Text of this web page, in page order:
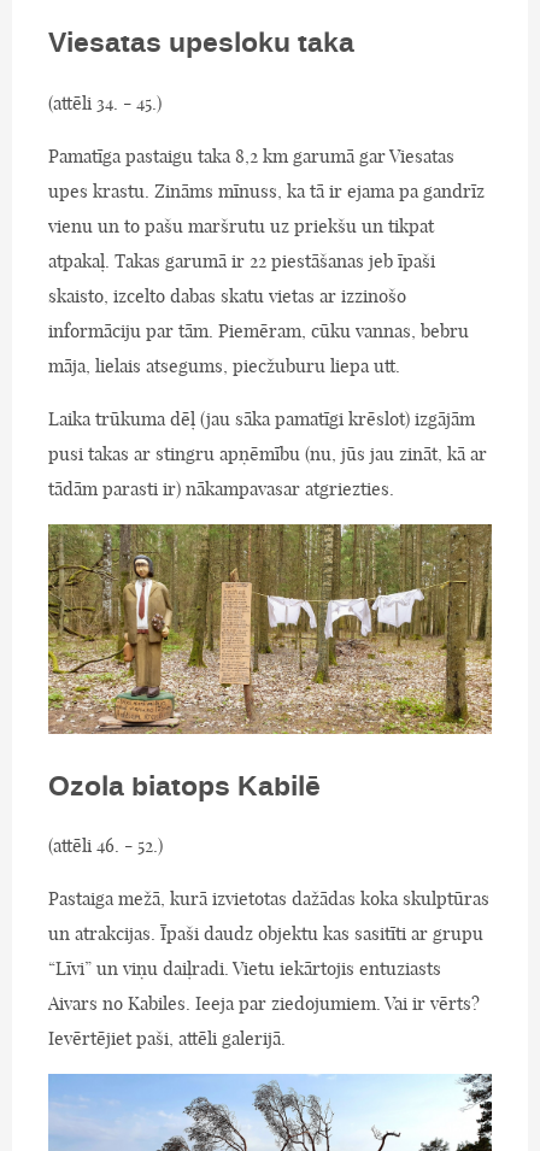
Viesatas upesloku taka
(attēli 34. - 45.)
Pamatīga pastaigu taka 8,2 km garumā gar Viesatas
upes krastu. Zināms mīnuss, ka tā ir ejama pa gandrīz
vienu un to pašu maršrutu uz priekšu un tikpat
atpakaļ. Takas garumā ir 22 piestāšanas jeb īpaši
skaisto, izcelto dabas skatu vietas ar izzinošo
informāciju par tām. Piemēram, cūku vannas, bebru
māja, lielais atsegums, piecžuburu liepa utt.
Laika trūkuma dēļ (jau sāka pamatīgi krēslot) izgājām
pusi takas ar stingru apņēmību (nu, jūs jau zināt, kā ar
tādām parasti ir) nākampavasar atgriezties.
Ozola biatops Kabilē
(attēli 46. - 52.)
Pastaiga mežā, kurā izvietotas dažādas koka skulptūras
un atrakcijas. Īpaši daudz objektu kas sasitīti ar grupu
“Līvi” un viņu daiļradi. Vietu iekārtojis entuziasts
Aivars no Kabiles. Ieeja par ziedojumiem. Vai ir vērts?
Ievērtējiet paši, attēli galerijā.